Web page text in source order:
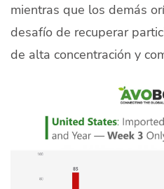
mientras que los demás
desafío de recuperar
de alta concentración y